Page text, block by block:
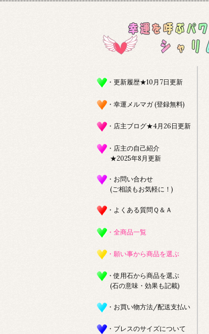
・更新履歴★10月7日更新
・幸運メルマガ (登録無料)
・店主ブログ★4月26日更新
・店主の自己紹介
★2025年8月更新
・お問い合わせ
(ご相談もお気軽に！)
・よくある質問Ｑ＆Ａ
・全商品一覧
・願い事から商品を選ぶ
・使用石から商品を選ぶ
(石の意味・効果も記載)
・お買い物方法/配送支払い
・ブレスのサイズについて